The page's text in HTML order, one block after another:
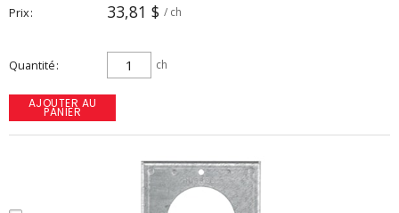
Prix 33,81 $ / ch
Quantité ch
AJOUTER AU
PANIER